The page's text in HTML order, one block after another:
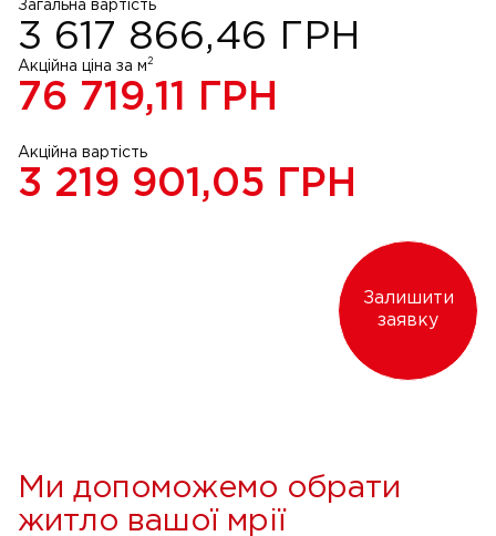
Загальна вартість
3 617 866,46 ГРН
Акційна ціна за м 2
76 719,11 ГРН
Акційна вартість
3 219 901,05 ГРН
Залишити
заявку
Ми допоможемо обрати
житло вашої мрії